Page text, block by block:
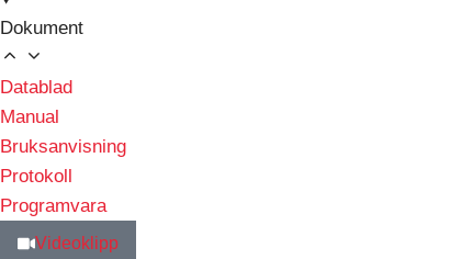
Dokument
Datablad
Manual
Bruksanvisning
Protokoll
Programvara
Videoklipp